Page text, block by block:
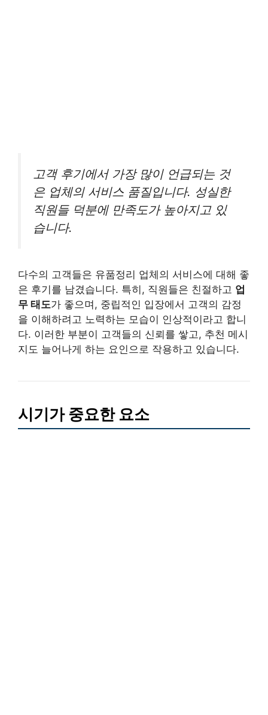
고객 후기에서 가장 많이 언급되는 것
은 업체의 서비스 품질입니다. 성실한
직원들 덕분에 만족도가 높아지고 있
습니다.
다수의 고객들은 유품정리 업체의 서비스에 대해 좋
은 후기를 남겼습니다. 특히, 직원들은 친절하고 업
무 태도가 좋으며, 중립적인 입장에서 고객의 감정
을 이해하려고 노력하는 모습이 인상적이라고 합니
다. 이러한 부분이 고객들의 신뢰를 쌓고, 추천 메시
지도 늘어나게 하는 요인으로 작용하고 있습니다.
시기가 중요한 요소